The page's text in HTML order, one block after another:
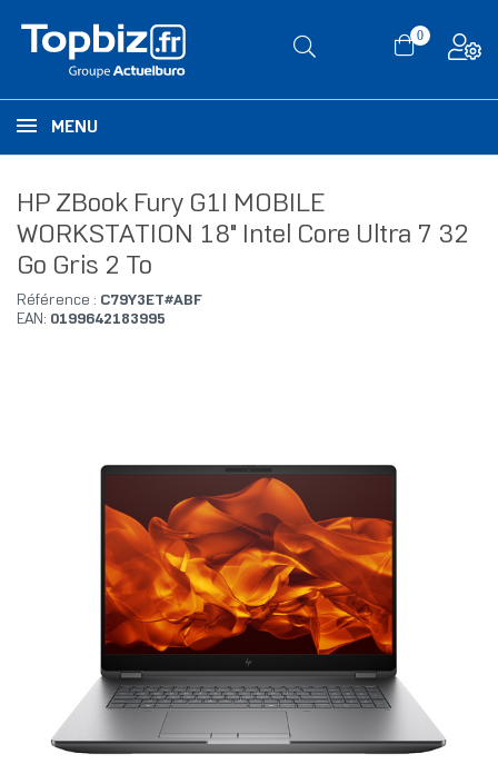
0
MENU
HP ZBook Fury G1I MOBILE
WORKSTATION 18" Intel Core Ultra 7 32
Go Gris 2 To
Référence : C79Y3ET#ABF
EAN: 0199642183995